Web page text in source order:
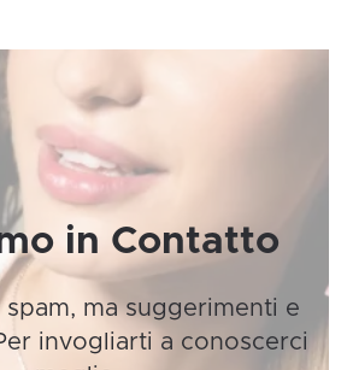
in Contatto
spam, ma suggerimenti e
invogliarti a conoscerci